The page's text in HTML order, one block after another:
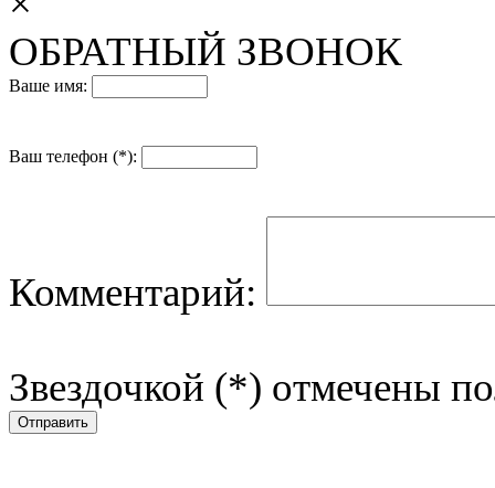
ОБРАТНЫЙ ЗВОНОК
Ваше имя:
Ваш телефон (*):
Комментарий:
Звездочкой (*) отмечены